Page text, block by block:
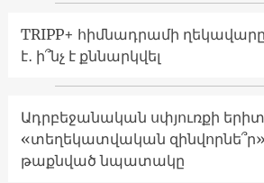
TRIPP+ հիմնադրամի
է․ ի՞նչ է քննարկվել
Ադրբեջանական սփյուռքի
«տեղեկատվական
թաքնված նպատակը